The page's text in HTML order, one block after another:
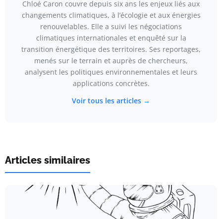
Chloé Caron couvre depuis six ans les enjeux liés aux
changements climatiques, à l’écologie et aux énergies
renouvelables. Elle a suivi les négociations
climatiques internationales et enquêté sur la
transition énergétique des territoires. Ses reportages,
menés sur le terrain et auprès de chercheurs,
analysent les politiques environnementales et leurs
applications concrètes.
Voir tous les articles →
Articles similaires